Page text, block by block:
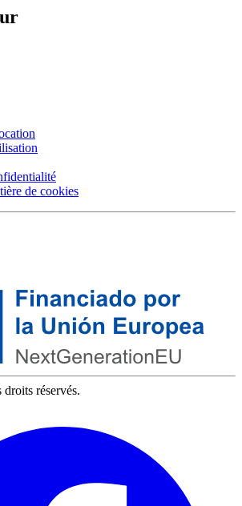
de cookies
droits réservés.